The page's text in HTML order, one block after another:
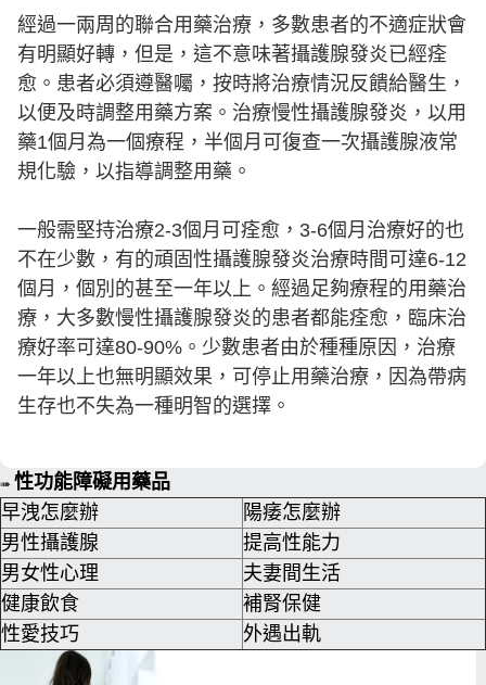
經過一兩周的聯合用藥治療，多數患者的不適症狀會
有明顯好轉，但是，這不意味著攝護腺發炎已經痊
愈。患者必須遵醫囑，按時將治療情況反饋給醫生，
以便及時調整用藥方案。治療慢性攝護腺發炎，以用
藥1個月為一個療程，半個月可復查一次攝護腺液常
規化驗，以指導調整用藥。
一般需堅持治療2-3個月可痊愈，3-6個月治療好的也
不在少數，有的頑固性攝護腺發炎治療時間可達6-12
個月，個別的甚至一年以上。經過足夠療程的用藥治
療，大多數慢性攝護腺發炎的患者都能痊愈，臨床治
療好率可達80-90%。少數患者由於種種原因，治療
一年以上也無明顯效果，可停止用藥治療，因為帶病
生存也不失為一種明智的選擇。
➠ 性功能障礙用藥品
早洩怎麼辦
陽痿怎麼辦
男性攝護腺
提高性能力
男女性心理
夫妻間生活
健康飲食
補腎保健
性愛技巧
外遇出軌